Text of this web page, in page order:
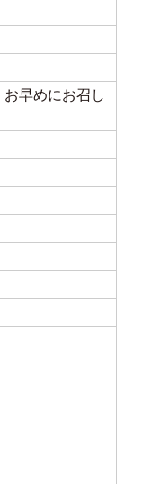
早めにお召し